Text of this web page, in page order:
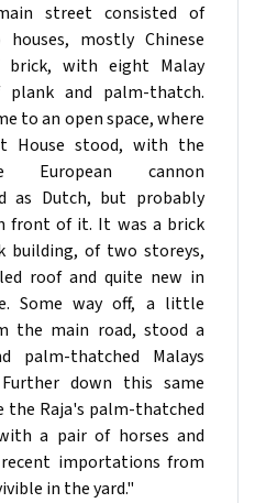
street consisted of
houses, mostly Chinese
brick, with eight Malay
plank and palm-thatch.
to an open space, where
House stood, with the
European cannon
as Dutch, but probably
front of it. It was a brick
building, of two storeys,
roof and quite new in
Some way off, a little
the main road, stood a
palm-thatched Malays
Further down this same
the Raja's palm-thatched
a pair of horses and
importations from
in the yard."